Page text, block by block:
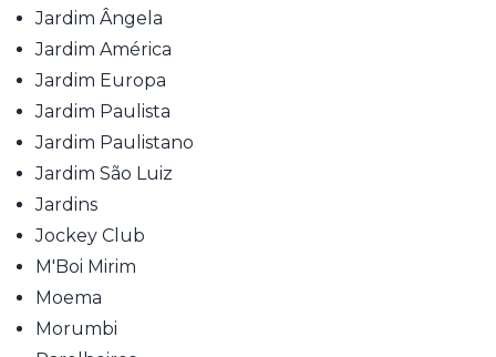
Jardim Ângela
Jardim América
Jardim Europa
Jardim Paulista
Jardim Paulistano
Jardim São Luiz
Jardins
Jockey Club
M'Boi Mirim
Moema
Morumbi